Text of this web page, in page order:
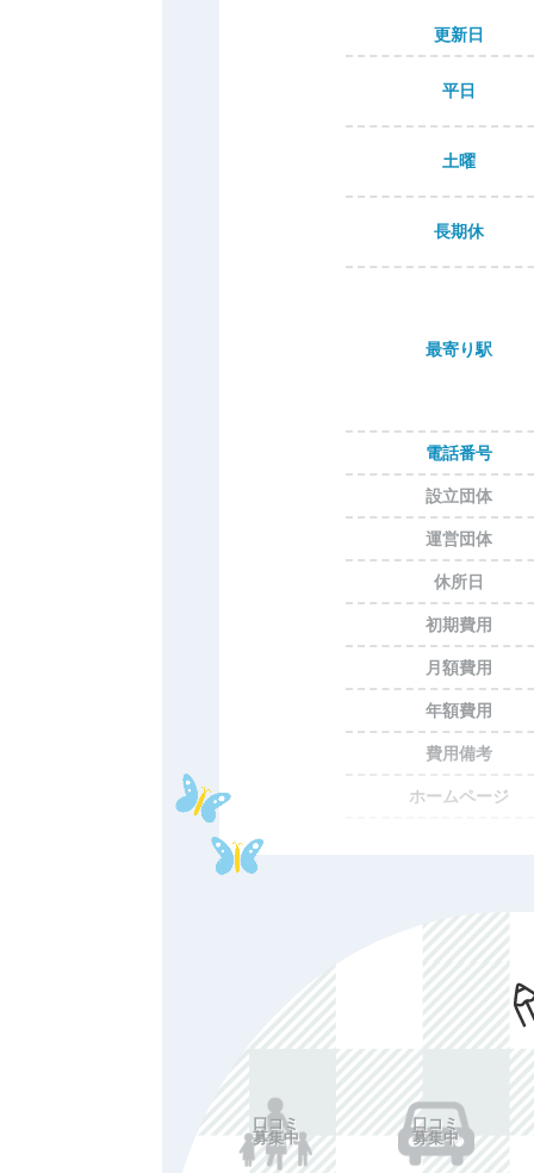
更新日
平日
土曜
長期休
最寄り駅
電話番号
設立団体
運営団体
休所日
初期費用
月額費用
年額費用
費用備考
ホームページ
口コミ
募集中
口コミ
募集中